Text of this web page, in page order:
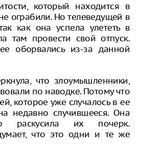
который находится в
ограбили. Но телеведущей в
как она успела улететь в
там провести свой отпуск.
оборвались из-за данной
что злоумышленники,
по наводке. Потому что
которое уже случалось в ее
недавно случившееся. Она
раскусила их почерк.
что это одни и те же